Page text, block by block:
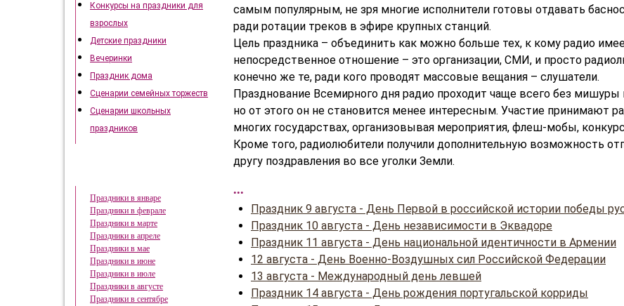
самым популярным, не зря многие исполнители готовы отдавать
ради ротации треков в эфире крупных станций.
Цель праздника – объединить как можно больше тех, к кому радио
непосредственное отношение – это организации, СМИ, и просто
конечно же те, ради кого проводят массовые вещания – слушатели.
Празднование Всемирного дня радио проходит чаще всего без мишуры
но от этого он не становится менее интересным. Участие принимают
многих государствах, организовывая мероприятия, флеш-мобы,
Кроме того, радиолюбители получили дополнительную возможность
другу поздравления во все уголки Земли.
...
Праздник 9 августа - День Первой в российской истории победы
Праздник 10 августа - День независимости в Эквадоре
Праздник 11 августа - День национальной идентичности в Армении
12 августа - День Военно-Воздушных сил Российской Федерации
13 августа - Международный день левшей
Праздник 14 августа - День рождения португальской корриды
Конкурсы на праздники для
взрослых
Детские праздники
Вечеринки
Праздник дома
Сценарии семейных торжеств
Сценарии школьных
праздников
Праздники в январе
Праздники в феврале
Праздники в марте
Праздники в апреле
Праздники в мае
Праздники в июне
Праздники в июле
Праздники в августе
Праздники в сентябре